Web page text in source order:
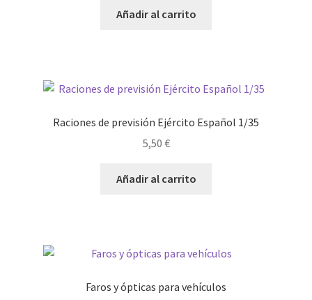
Añadir al carrito
Raciones de previsión Ejército Español 1/35
5,50 €
Añadir al carrito
Faros y ópticas para vehículos